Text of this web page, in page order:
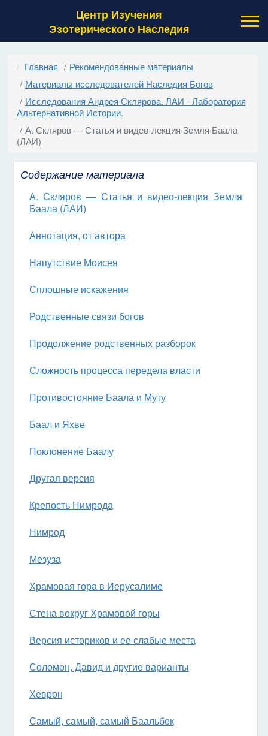
Центр Изучения
Эзотерического Наследия
Главная
Рекомендованные материалы
Материалы исследователей Наследия Богов
Исследования Андрея Склярова. ЛАИ - Лаборатория
Альтернативной Истории.
А. Скляров — Статья и видео-лекция Земля Баала
(ЛАИ)
Содержание материала
А. Скляров — Статья и видео-лекция Земля
Баала (ЛАИ)
Аннотация, от автора
Напутствие Моисея
Сплошные искажения
Родственные связи богов
Продолжение родственных разборок
Сложность процесса передела власти
Противостояние Баала и Муту
Баал и Яхве
Поклонение Баалу
Другая версия
Крепость Нимрода
Нимрод
Мезуза
Храмовая гора в Иерусалиме
Стена вокруг Храмовой горы
Версия историков и ее слабые места
Соломон, Давид и другие варианты
Хеврон
Самый, самый, самый Баальбек